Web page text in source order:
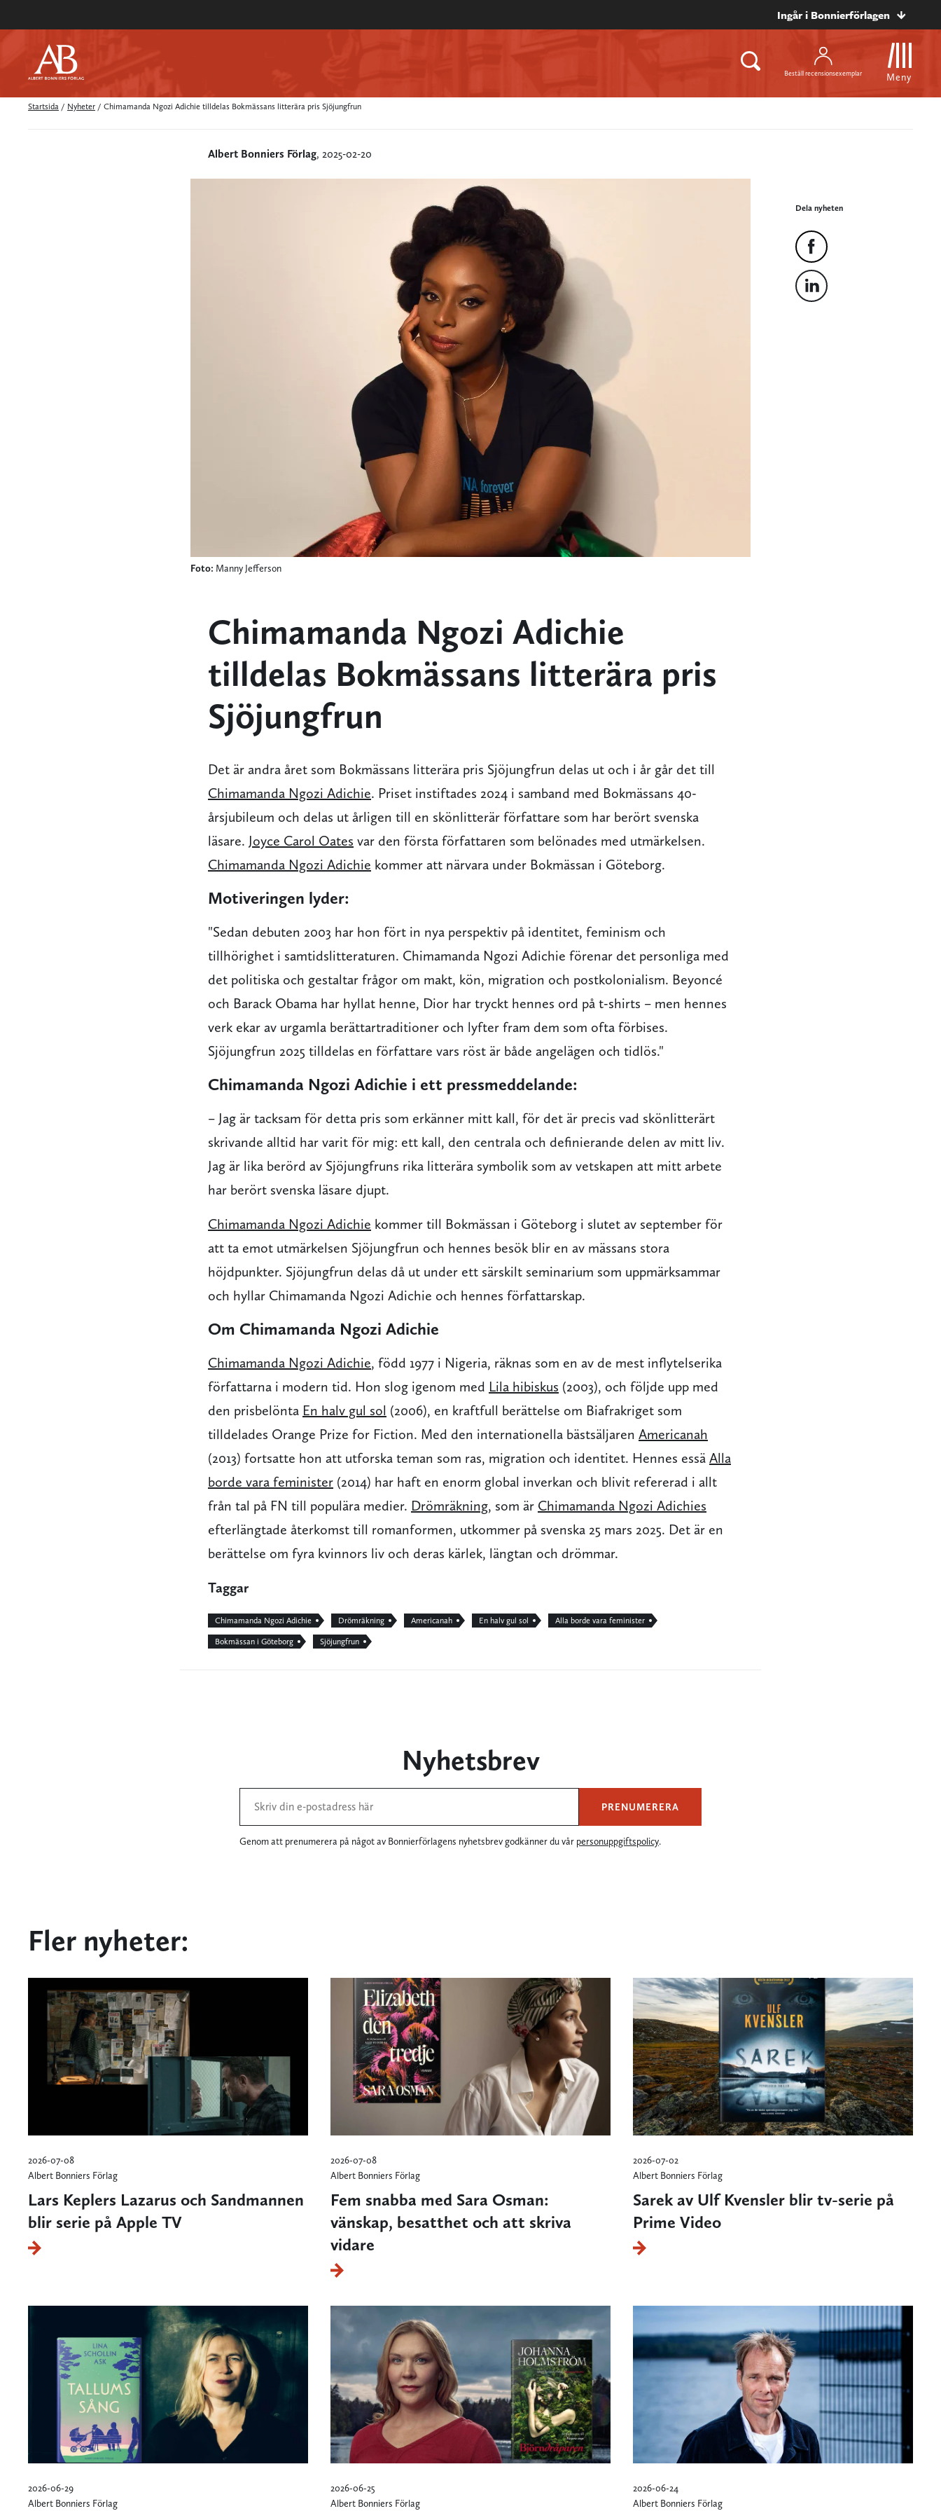
Ingår i Bonnierförlagen
Beställ recensionsexemplar Meny
Startsida / Nyheter / Chimamanda Ngozi Adichie tilldelas Bokmässans litterära pris Sjöjungfrun
Albert Bonniers Förlag, 2025-02-20
Foto: Manny Jefferson
Dela nyheten
Chimamanda Ngozi Adichie
tilldelas Bokmässans litterära pris
Sjöjungfrun
Det är andra året som Bokmässans litterära pris Sjöjungfrun delas ut och i år går det till
Chimamanda Ngozi Adichie. Priset instiftades 2024 i samband med Bokmässans 40-
årsjubileum och delas ut årligen till en skönlitterär författare som har berört svenska
läsare. Joyce Carol Oates var den första författaren som belönades med utmärkelsen.
Chimamanda Ngozi Adichie kommer att närvara under Bokmässan i Göteborg.
Motiveringen lyder:
"Sedan debuten 2003 har hon fört in nya perspektiv på identitet, feminism och
tillhörighet i samtidslitteraturen. Chimamanda Ngozi Adichie förenar det personliga med
det politiska och gestaltar frågor om makt, kön, migration och postkolonialism. Beyoncé
och Barack Obama har hyllat henne, Dior har tryckt hennes ord på t-shirts – men hennes
verk ekar av urgamla berättartraditioner och lyfter fram dem som ofta förbises.
Sjöjungfrun 2025 tilldelas en författare vars röst är både angelägen och tidlös."
Chimamanda Ngozi Adichie i ett pressmeddelande:
– Jag är tacksam för detta pris som erkänner mitt kall, för det är precis vad skönlitterärt
skrivande alltid har varit för mig: ett kall, den centrala och definierande delen av mitt liv.
Jag är lika berörd av Sjöjungfruns rika litterära symbolik som av vetskapen att mitt arbete
har berört svenska läsare djupt.
Chimamanda Ngozi Adichie kommer till Bokmässan i Göteborg i slutet av september för
att ta emot utmärkelsen Sjöjungfrun och hennes besök blir en av mässans stora
höjdpunkter. Sjöjungfrun delas då ut under ett särskilt seminarium som uppmärksammar
och hyllar Chimamanda Ngozi Adichie och hennes författarskap.
Om Chimamanda Ngozi Adichie
Chimamanda Ngozi Adichie, född 1977 i Nigeria, räknas som en av de mest inflytelserika
författarna i modern tid. Hon slog igenom med Lila hibiskus (2003), och följde upp med
den prisbelönta En halv gul sol (2006), en kraftfull berättelse om Biafrakriget som
tilldelades Orange Prize for Fiction. Med den internationella bästsäljaren Americanah
(2013) fortsatte hon att utforska teman som ras, migration och identitet. Hennes essä Alla
borde vara feminister (2014) har haft en enorm global inverkan och blivit refererad i allt
från tal på FN till populära medier. Drömräkning, som är Chimamanda Ngozi Adichies
efterlängtade återkomst till romanformen, utkommer på svenska 25 mars 2025. Det är en
berättelse om fyra kvinnors liv och deras kärlek, längtan och drömmar.
Taggar
Chimamanda Ngozi Adichie Drömräkning Americanah En halv gul sol Alla borde vara feminister
Bokmässan i Göteborg Sjöjungfrun
Nyhetsbrev
PRENUMERERA
Genom att prenumerera på något av Bonnierförlagens nyhetsbrev godkänner du vår personuppgiftspolicy.
Fler nyheter:
2026-07-08
Albert Bonniers Förlag
Lars Keplers Lazarus och Sandmannen
blir serie på Apple TV
2026-07-08
Albert Bonniers Förlag
Fem snabba med Sara Osman:
vänskap, besatthet och att skriva
vidare
2026-07-02
Albert Bonniers Förlag
Sarek av Ulf Kvensler blir tv-serie på
Prime Video
2026-06-29
Albert Bonniers Förlag
2026-06-25
Albert Bonniers Förlag
2026-06-24
Albert Bonniers Förlag